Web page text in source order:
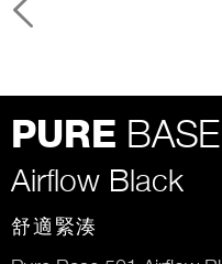
PURE
Airflow Black
舒適緊湊